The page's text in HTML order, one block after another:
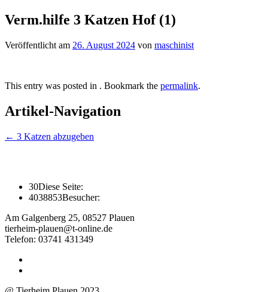
Verm.hilfe 3 Katzen Hof (1)
Veröffentlicht am 26. August 2024 von maschinist
This entry was posted in . Bookmark the permalink.
Artikel-Navigation
← 3 Katzen abzugeben
30Diese Seite:
4038853Besucher:
Am Galgenberg 25, 08527 Plauen
tierheim-plauen@t-online.de
Telefon: 03741 431349